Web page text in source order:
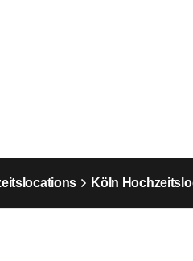
Köln